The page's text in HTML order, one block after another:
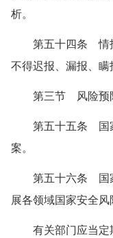
析。
第五十四条 情
不得迟报、漏报、瞒
第三节 风险预
第五十五条 国
案。
第五十六条 国
展各领域国家安全风
有关部门应当